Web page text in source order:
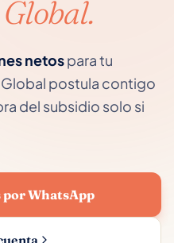
netospara tu
postula contigo
del subsidio solo si
por WhatsApp